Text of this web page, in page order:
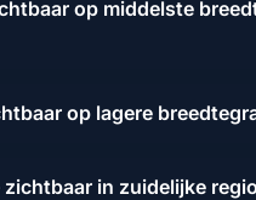
op middelste
op lagere
in zuidelijke